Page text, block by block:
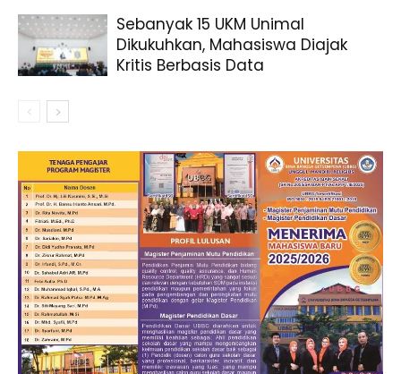
Sebanyak 15 UKM Unimal
Dikukuhkan, Mahasiswa Diajak
Kritis Berbasis Data